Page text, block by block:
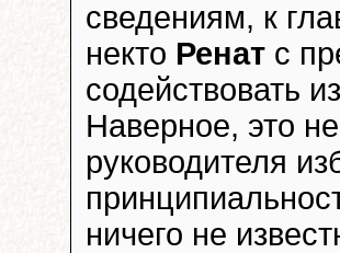
сведениям, к
некто Ренат с
содействовать
Наверное, это
руководителя
ничего не